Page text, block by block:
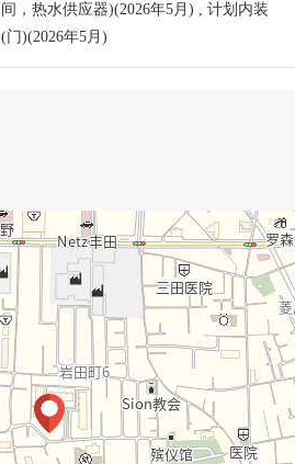
间，热水供应器)(2026年5月) , 计划内装
(门)(2026年5月)